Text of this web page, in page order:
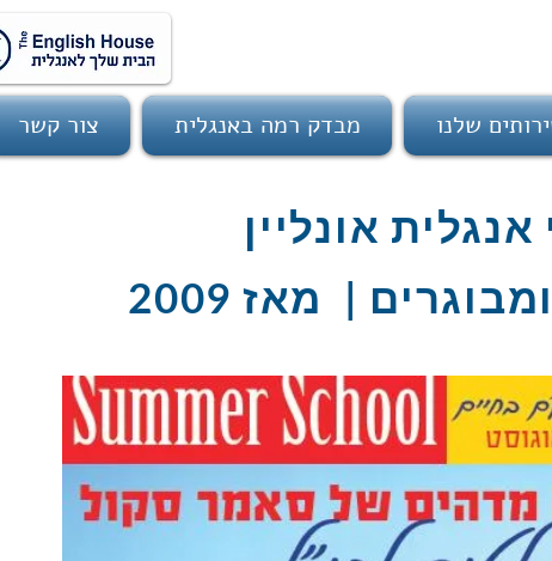
שלנו מבדק רמה באנגלית צור קשר
אנגלית אונליין
| מאז 2009